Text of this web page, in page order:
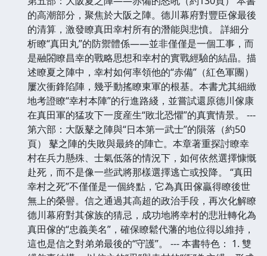
的高潮部分，聚焦於大阪之陣。德川幕府對豐臣傢最後
的清算，激發瞭真田幸村所有的潛能與悲憤。 詳細分
析瞭“真田丸”的防禦體係——並非僅僅是一個工事，而
是融閤瞭昌幸的戰略思想和幸村的實戰經驗的結晶。描
述瞭夏之陣中，幸村如何率領他的“赤備”（紅色軍團）
屢次衝鋒陷陣，幾乎動搖瞭東軍的根基。本書尤其細緻
地考證瞭“幸村本陣”的行進路綫，並嘗試還原德川傢康
在真田軍的猛攻下一度産生“敗北恐懼”的真實情景。 ---
第六部：大阪鼕之陣與“日本第一武士”的隕落（約50
頁） 鼕之陣的失敗與最終的陣亡。本章著重探討瞭幸
村在兵力懸殊、士氣低落的情況下，如何依然選擇慷慨
赴死，而不是像一些武將那樣選擇逃亡或投降。 “真田
幸村之死”不僅僅是一個終點，它為真田傢贏得瞭後世
無上的榮譽。信之通過其高超的政治手段，再次化解瞭
德川幕府對其傢族的猜忌，成功地將幸村的悲壯轉化為
真田傢的“忠義美名”，確保瞭鬆代藩的地位得以維持，
這也是信之對弟弟最後的“守護”。 --- 本書特色： 1. 雙